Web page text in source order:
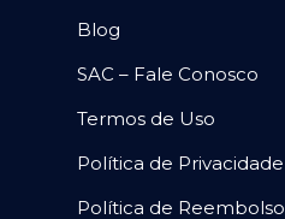
Blog
SAC – Fale Conosco
Termos de Uso
Política de Privacidade
Política de Reembolso